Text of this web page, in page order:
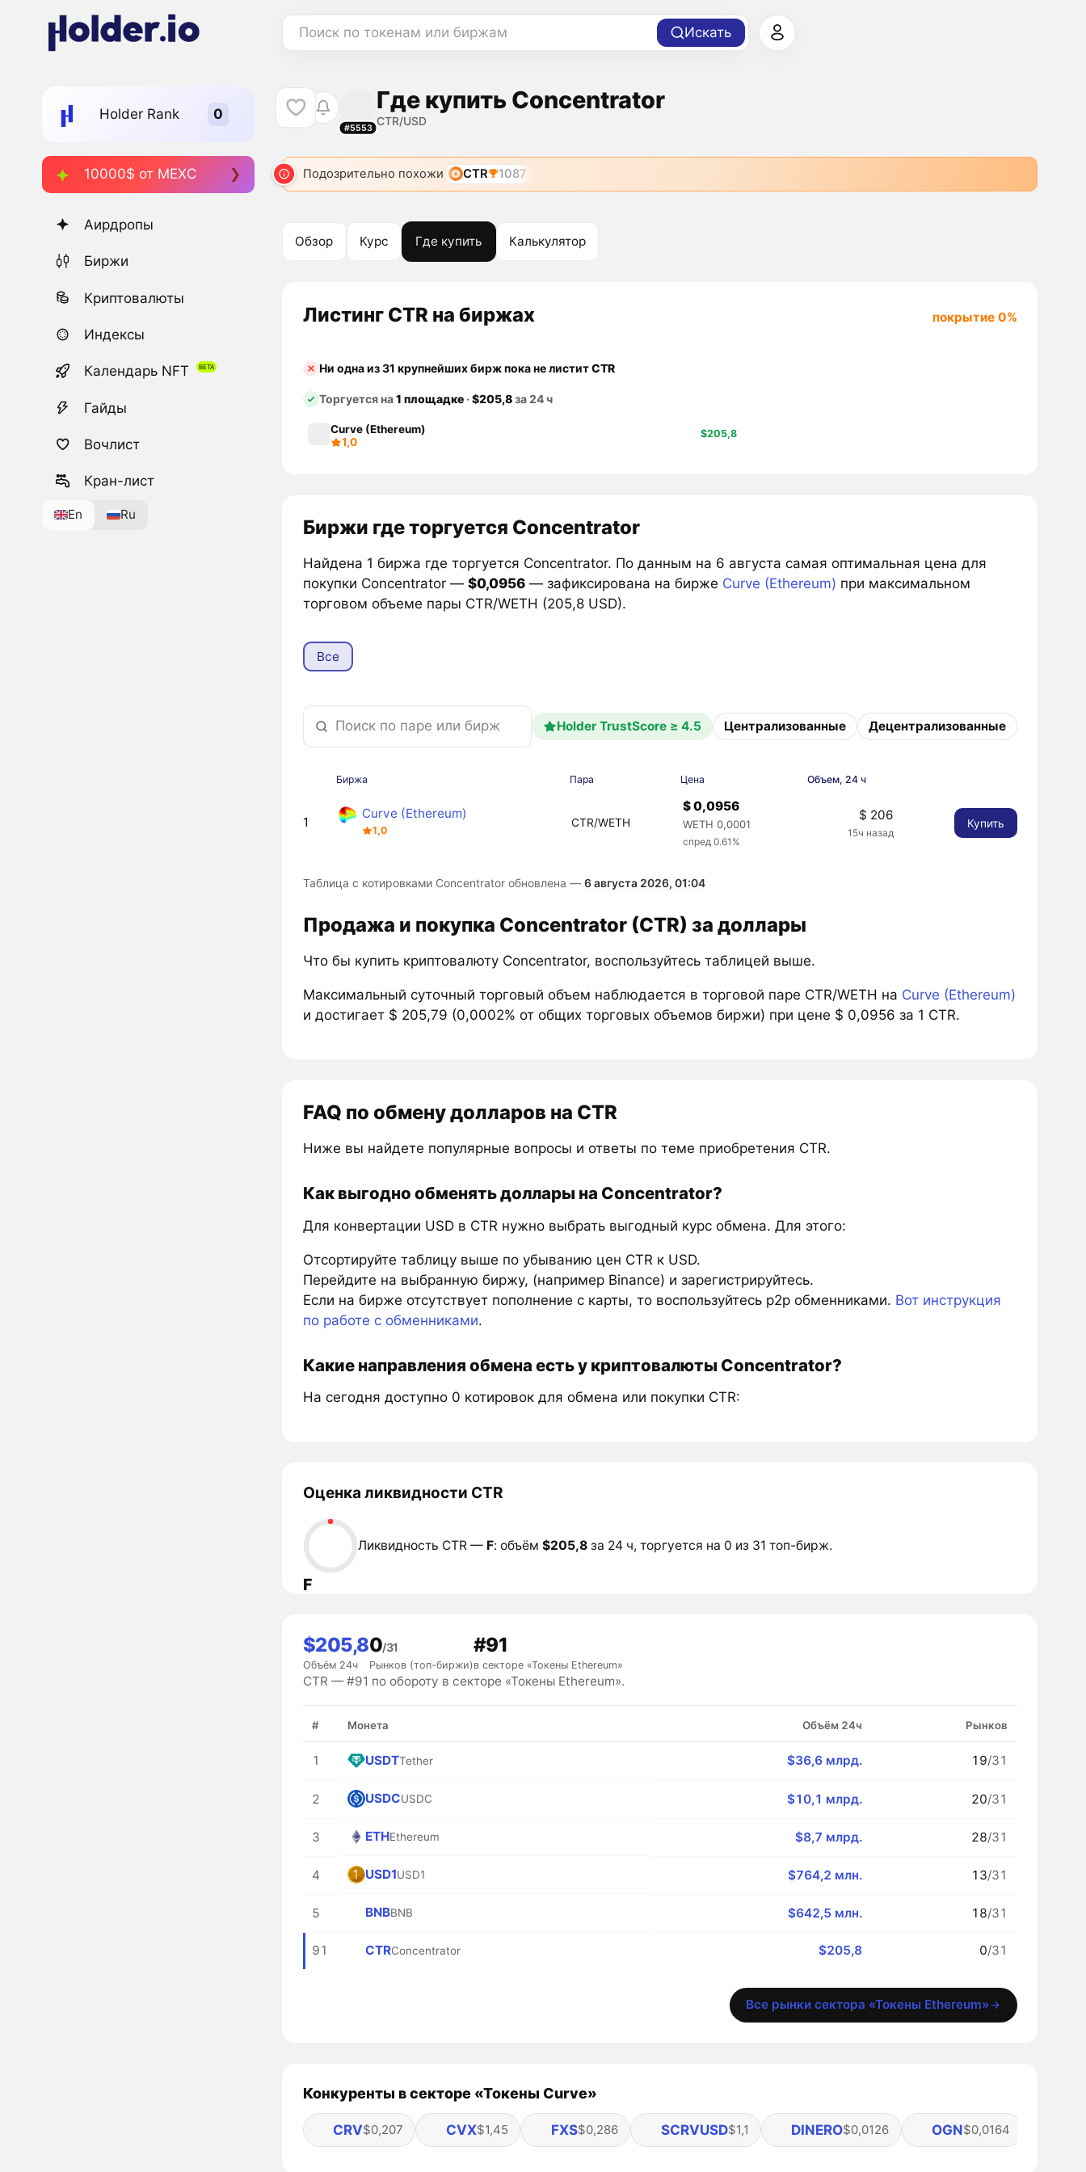
Поиск по токенам или биржам Искать
Holder Rank
10000$ от MEXC
Аирдропы
Биржи
Криптовалюты
Индексы
Календарь NFT
Гайды
Вочлист
Кран-лист
En Ru
#5553
Где купить Concentrator
CTR/USD
Подозрительно похожи CTR 1087
Обзор Курс Где купить Калькулятор
Листинг CTR на биржах покрытие 0%
Ни одна из 31 крупнейших бирж пока не листитCTR
Торгуется на1 площадке·$205,8за 24 ч
Curve (Ethereum)
1,0
$205,8
Биржи где торгуется Concentrator
Найдена 1 биржа где торгуется Concentrator. По данным на 6 августа самая оптимальная цена для
покупки Concentrator — $0,0956— зафиксирована на бирже Curve (Ethereum) при максимальном
торговом объеме пары CTR/WETH (205,8 USD).
Все
Holder TrustScore ≥ 4.5 Централизованные Децентрализованные
Биржа Пара Цена Объем, 24 ч
1
Curve (Ethereum)
1,0
CTR/WETH
$ 0,0956
WETH 0,0001
спред 0.61%
$ 206
15ч назад
Купить
Таблица с котировками Concentrator обновлена — 6 августа 2026, 01:04
Продажа и покупка Concentrator (CTR) за доллары
Что бы купить криптовалюту Concentrator, воспользуйтесь таблицей выше.
Максимальный суточный торговый объем наблюдается в торговой паре CTR/WETH на Curve (Ethereum)
и достигает $ 205,79 (0,0002% от общих торговых объемов биржи) при цене $ 0,0956 за 1 CTR.
FAQ по обмену долларов на CTR
Ниже вы найдете популярные вопросы и ответы по теме приобретения CTR.
Как выгодно обменять доллары на Concentrator?
Для конвертации USD в CTR нужно выбрать выгодный курс обмена. Для этого:
Отсортируйте таблицу выше по убыванию цен CTR к USD.
Перейдите на выбранную биржу, (например Binance) и зарегистрируйтесь.
Если на бирже отсутствует пополнение с карты, то воспользуйтесь p2p обменниками. Вот инструкция
по работе с обменниками.
Какие направления обмена есть у криптовалюты Concentrator?
На сегодня доступно 0 котировок для обмена или покупки CTR:
Оценка ликвидности CTR
F
Ликвидность CTR — F: объём $205,8за 24 ч, торгуется на 0 из 31 топ-бирж.
$205,8
Объём 24ч
0/31
Рынков (топ-биржи)
#91
в секторе «Токены Ethereum»
CTR — #91 по обороту в секторе «Токены Ethereum».
# Монета Объём 24ч Рынков
1 USDTTether $36,6 млрд. 19/31
2 USDCUSDC $10,1 млрд. 20/31
3 ETHEthereum $8,7 млрд. 28/31
4 USD1USD1 $764,2 млн. 13/31
5 BNBBNB $642,5 млн. 18/31
91 CTRConcentrator $205,8 0/31
Все рынки сектора «Токены Ethereum»
Конкуренты в секторе «Токены Curve»
CRV$0,207 CVX$1,45 FXS$0,286 SCRVUSD$1,1 DINERO$0,0126 OGN$0,0164